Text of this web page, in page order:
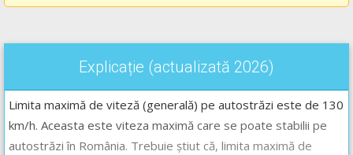
Explicație (actualizată 2026)
Limita maximă de viteză (generală) pe autostrăzi este de 130
km/h. Aceasta este viteza maximă care se poate stabilii pe
autostrăzi în România. Trebuie știut că, limita maximă de